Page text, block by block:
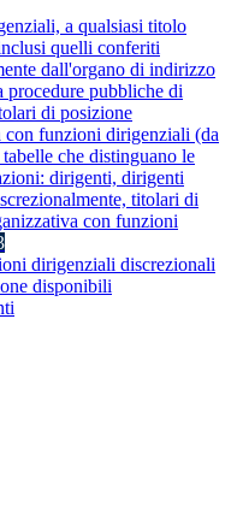
a qualsiasi titolo
quelli conferiti
dall'organo di indirizzo
procedure pubbliche di
di posizione
con funzioni dirigenziali (da
che distinguano le
dirigenti, dirigenti
titolari di
con funzioni
dirigenziali discrezionali
disponibili